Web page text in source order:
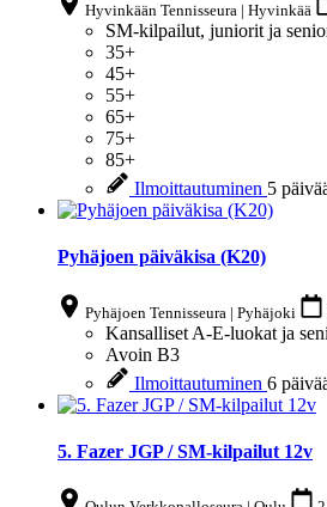
Hyvinkään Tennisseura | Hyvinkää
SM-kilpailut, juniorit ja
35+
45+
55+
65+
75+
85+
Ilmoittautuminen 5
Pyhäjoen päiväkisa (K20)
Pyhäjoen Tennisseura | Pyhäjoki
Kansalliset A-E-luokat ja
Avoin B3
Ilmoittautuminen 6
5. Fazer JGP / SM-kilpailut 12v